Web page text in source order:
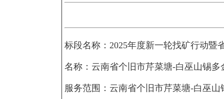
标段名称：2025年度新一轮找矿行动暨
名称：云南省个旧市芹菜塘-白巫山锡多
服务范围：云南省个旧市芹菜塘-白巫